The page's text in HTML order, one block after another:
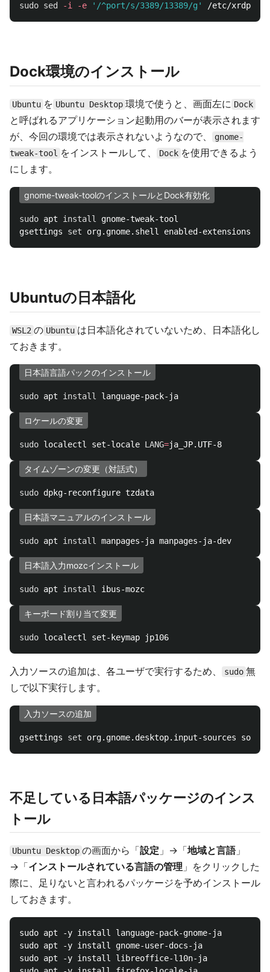
sudo sed -i -e '/^port/s/3389/13389/g'
Dock環境のインストール
Ubuntu を Ubuntu Desktop 環境で使うと、画面左に Dock
と呼ばれるアプリケーション起動用のバーが表示されます
が、今回の環境では表示されないようなので、
gnome-
tweak-tool をインストールして、 Dock を使用できるよう
にします。
gnome-tweak-toolのインストールとDock有効化
sudo apt install gnome-tweak-tool
gsettings set org.gnome.shell enabled-extensions
Ubuntuの日本語化
WSL2 の Ubuntu は日本語化されていないため、日本語化し
ておきます。
日本語言語パックのインストール
sudo apt install
ロケールの変更
sudo localectl set-locale LANG=
タイムゾーンの変更（対話式）
sudo
日本語マニュアルのインストール
sudo apt install
日本語入力mozcインストール
sudo apt install
キーボード割り当て変更
sudo
入力ソースの追加は、各ユーザで実行するため、 sudo 無
しで以下実行します。
入力ソースの追加
gsettings set org.gnome.desktop.input-sources
不足している日本語パッケージのインス
トール
Ubuntu Desktop の画面から「設定 」→「地域と言語」
→「インストールされている言語の管理 」をクリックした
際に、足りないと言われるパッケージを予めインストール
しておきます。
sudo apt -y install language-pack-gnome-ja
sudo apt -y install gnome-user-docs-ja
sudo apt -y install libreoffice-l10n-ja